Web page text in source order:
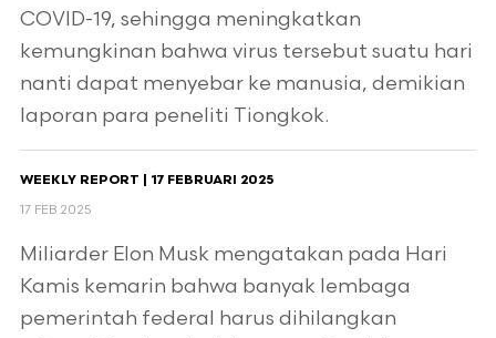
COVID-19, sehingga meningkatkan
kemungkinan bahwa virus tersebut suatu hari
nanti dapat menyebar ke manusia, demikian
laporan para peneliti Tiongkok.
WEEKLY REPORT | 17 FEBRUARI 2025
17 FEB 2025
Miliarder Elon Musk mengatakan pada Hari
Kamis kemarin bahwa banyak lembaga
pemerintah federal harus dihilangkan